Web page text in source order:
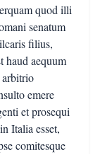
quod illi
senatum
filius,
haud aequum
arbitrio
emere
et prosequi
Italia esset,
comitesque